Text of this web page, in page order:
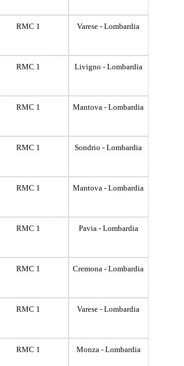
RMC 1 Varese - Lombardia
RMC 1 Livigno - Lombardia
RMC 1 Mantova - Lombardia
RMC 1 Sondrio - Lombardia
RMC 1 Mantova - Lombardia
RMC 1 Pavia - Lombardia
RMC 1 Cremona - Lombardia
RMC 1 Varese - Lombardia
RMC 1 Monza - Lombardia